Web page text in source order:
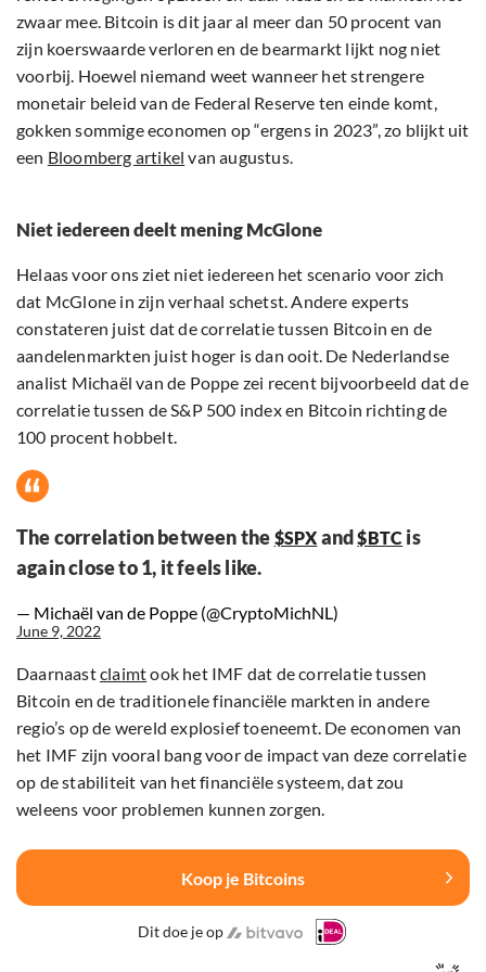
zwaar mee. Bitcoin is dit jaar al meer dan 50 procent van
zijn koerswaarde verloren en de bearmarkt lijkt nog niet
voorbij. Hoewel niemand weet wanneer het strengere
monetair beleid van de Federal Reserve ten einde komt,
gokken sommige economen op “ergens in 2023”, zo blijkt uit
een Bloomberg artikel van augustus.
Niet iedereen deelt mening McGlone
Helaas voor ons ziet niet iedereen het scenario voor zich
dat McGlone in zijn verhaal schetst. Andere experts
constateren juist dat de correlatie tussen Bitcoin en de
aandelenmarkten juist hoger is dan ooit. De Nederlandse
analist Michaël van de Poppe zei recent bijvoorbeeld dat de
correlatie tussen de S&P 500 index en Bitcoin richting de
100 procent hobbelt.
The correlation between the $SPX and$BTC is
again close to 1, it feels like.
— Michaël van de Poppe (@CryptoMichNL)
June 9, 2022
Daarnaastclaimtook het IMF dat de correlatie tussen
Bitcoin en de traditionele financiële markten in andere
regio’s op de wereld explosief toeneemt. De economen van
het IMF zijn vooral bang voor de impact van deze correlatie
op de stabiliteit van het financiële systeem, dat zou
weleens voor problemen kunnen zorgen.
Koop je Bitcoins
Dit doe je op